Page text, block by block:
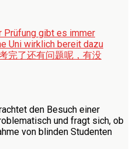
Prüfung gibt es immer
Uni wirklich bereit dazu
完了还有问题呢，有没
den Besuch einer
und fragt sich, ob
von blinden Studenten